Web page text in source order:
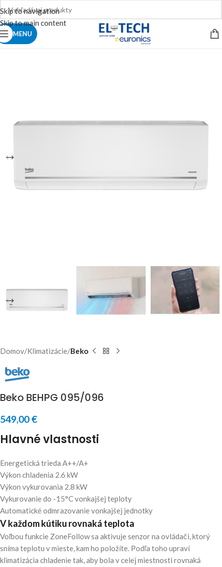
Skip to navigation
Skip to main content
MENU
Domov Klimatizácie Beko
Beko BEHPG 095/096
549,00€
Hlavné vlastnosti
Energetická trieda A++/A+
Výkon chladenia 2.6 kW
Výkon vykurovania 2.8 kW
Vykurovanie do -15°C vonkajšej teploty
Automatické odmrazovanie vonkajšej jednotky
V každom kútiku rovnaká teplota
Voľbou funkcie ZoneFollow sa aktivuje senzor na ovládači, ktorý
sníma teplotu v mieste, kam ho položíte. Podľa toho upraví
klimatizácia chladenie tak, aby bola v celej miestnosti rovnaká